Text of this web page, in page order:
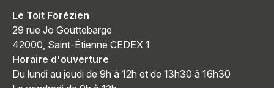
Le Toit Forézien
29 rue Jo Gouttebarge
42000, Saint-Étienne CEDEX 1
Horaire d'ouverture
Du lundi au jeudi de 9h à 12h et de 13h30 à 16h30